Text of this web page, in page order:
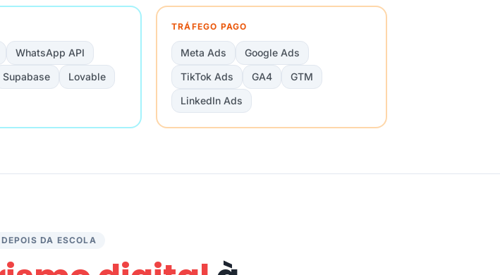
WhatsApp API
Supabase Lovable
TRÁFEGO PAGO
Meta Ads
Google Ads
TikTok Ads
GA4
GTM
LinkedIn Ads
DA ESCOLA